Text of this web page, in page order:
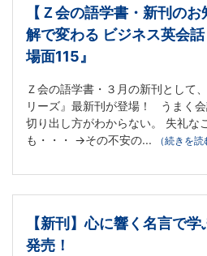
TOEIC®
オ
【Ｚ会の語学書・新刊の
解で変わる ビジネス英会
場面115』
Ｚ会の語学書・３月の新刊として
リーズ』最新刊が登場！ うまく
切り出し方がわからない。 失礼な
も・・・ →その不安の...
（続きを読
【新刊】心に響く名言で
発売！